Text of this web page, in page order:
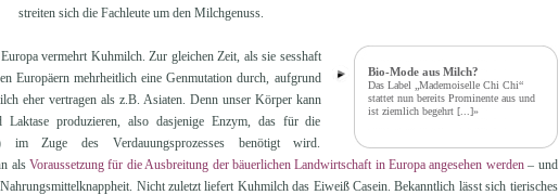
streiten sich die Fachleute um den Milchgenuss.
Bio-Mode aus Milch?
Das Label „Mademoiselle Chi Chi“
stattet nun bereits Prominente aus und
ist ziemlich begehrt [...]»
vermehrt Kuhmilch. Zur gleichen Zeit, als sie sesshaft
Europäern mehrheitlich eine Genmutation durch, aufgrund
eher vertragen als z.B. Asiaten. Denn unser Körper kann
Laktase produzieren, also dasjenige Enzym, das für die
im Zuge des Verdauungsprozesses benötigt wird.
als Voraussetzung für die Ausbreitung der bäuerlichen Landwirtschaft in Europa angesehen werden– und
Nicht zuletzt liefert Kuhmilch das Eiweiß Casein. Bekanntlich lässt sich tierisches